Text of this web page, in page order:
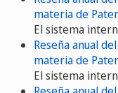
materia de
El sistema
Reseña anual
materia de
El sistema